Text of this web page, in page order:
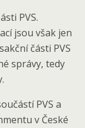
PVS.
jsou však jen
části PVS
správy, tedy
PVS a
v České